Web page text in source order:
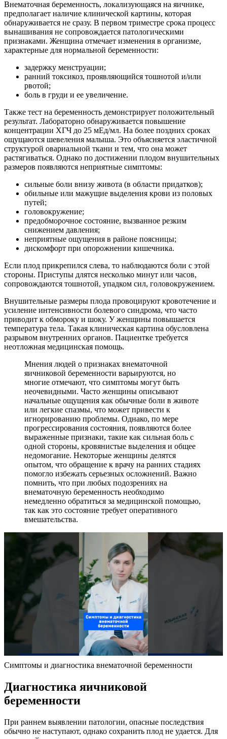
Внематочная беременность, локализующаяся на яичнике,
предполагает наличие клинической картины, которая
обнаруживается не сразу. В первом триместре срока процесс
вынашивания не сопровождается патологическими
признаками. Женщина отмечает изменения в организме,
характерные для нормальной беременности:
задержку менструации;
ранний токсикоз, проявляющийся тошнотой и/или
рвотой;
боль в груди и ее увеличение.
Также тест на беременность демонстрирует положительный
результат. Лабораторно обнаруживается повышение
концентрации ХГЧ до 25 мЕд/мл. На более поздних сроках
ощущаются шевеления малыша. Это объясняется эластичной
структурой овариальной ткани и тем, что она может
растягиваться. Однако по достижении плодом внушительных
размеров появляются неприятные симптомы:
сильные боли внизу живота (в области придатков);
обильные или мажущие выделения крови из половых
путей;
головокружение;
предобморочное состояние, вызванное резким
снижением давления;
неприятные ощущения в районе поясницы;
дискомфорт при опорожнении кишечника.
Если плод прикрепился слева, то наблюдаются боли с этой
стороны. Приступы длятся несколько минут или часов,
сопровождаются тошнотой, упадком сил, головокружением.
Внушительные размеры плода провоцируют кровотечение и
усиление интенсивности болевого синдрома, что часто
приводит к обмороку и шоку. У женщины повышается
температура тела. Такая клиническая картина обусловлена
разрывом внутренних органов. Пациентке требуется
неотложная медицинская помощь.
Мнения людей о признаках внематочной
яичниковой беременности варьируются, но
многие отмечают, что симптомы могут быть
неочевидными. Часто женщины описывают
начальные ощущения как обычные боли в животе
или легкие спазмы, что может привести к
игнорированию проблемы. Однако, по мере
прогрессирования состояния, появляются более
выраженные признаки, такие как сильная боль с
одной стороны, кровянистые выделения и общее
недомогание. Некоторые женщины делятся
опытом, что обращение к врачу на ранних стадиях
помогло избежать серьезных осложнений. Важно
помнить, что при любых подозрениях на
внематочную беременность необходимо
немедленно обратиться за медицинской помощью,
так как это состояние требует оперативного
вмешательства.
Симптомы и диагностика внематочной беременности
Диагностика яичниковой
беременности
При раннем выявлении патологии, опасные последствия
обычно не наступают, однако сохранить плод не удается. Для